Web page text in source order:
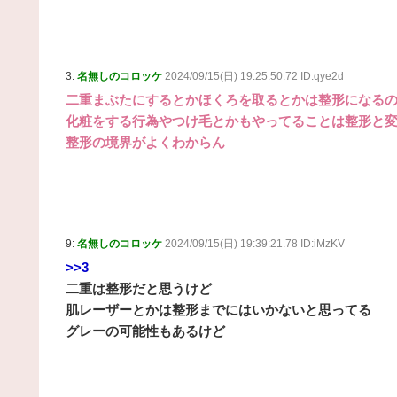
3: 名無しのコロッケ 2024/09/15(日) 19:25:50.72 ID:qye2d
二重まぶたにするとかほくろを取るとかは整形になる
化粧をする行為やつけ毛とかもやってることは整形と
整形の境界がよくわからん
9: 名無しのコロッケ 2024/09/15(日) 19:39:21.78 ID:iMzKV
>>3
二重は整形だと思うけど
肌レーザーとかは整形までにはいかないと思ってる
グレーの可能性もあるけど